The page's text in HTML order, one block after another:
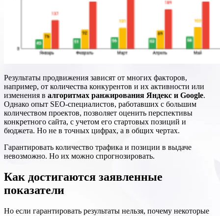
Результаты продвижения зависят от многих факторов,
например, от количества конкурентов и их активности или
изменения в алгоритмах ранжирования Яндекс и Google.
Однако опыт SEO-специалистов, работавших с большим
количеством проектов, позволяет оценить перспективы
конкретного сайта, с учетом его стартовых позиций и
бюджета. Но не в точных цифрах, а в общих чертах.
Гарантировать количество трафика и позиции в выдаче
невозможно. Но их можно спрогнозировать.
Как достигаются заявленные
показатели
Но если гарантировать результаты нельзя, почему некоторые